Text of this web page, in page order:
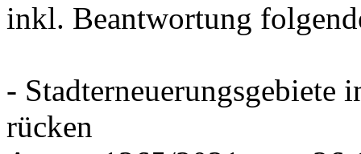
inkl. Beantwortung
- Stadterneuerungsgebiete
rücken